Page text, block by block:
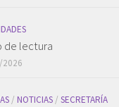
de lectura
/ NOTICIAS / SECRETARÍA